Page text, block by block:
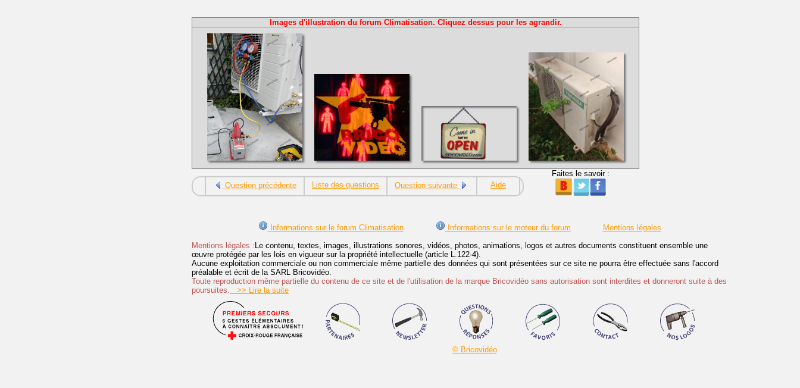
Images d'illustration du forum Climatisation. Cliquez dessus pour les agrandir.
Question précédente Liste des questions Question suivante Aide
Faites le savoir :
Informations sur le forum Climatisation Informations sur le moteur du forum
Mentions légales
Mentions légales : Le contenu, textes, images, illustrations sonores, vidéos, photos, animations, logos et autres documents constituent ensemble une
œuvre protégée par les lois en vigueur sur la propriété intellectuelle (article L.122-4).
Aucune exploitation commerciale ou non commerciale même partielle des données qui sont présentées sur ce site ne pourra être effectuée sans l'accord
préalable et écrit de la SARL Bricovidéo.
Toute reproduction même partielle du contenu de ce site et de l'utilisation de la marque Bricovidéo sans autorisation sont interdites et donneront suite à des
poursuites. >> Lire la suite
© Bricovidéo